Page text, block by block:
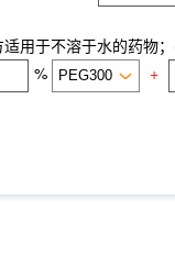
用于不溶于水的药物
% +